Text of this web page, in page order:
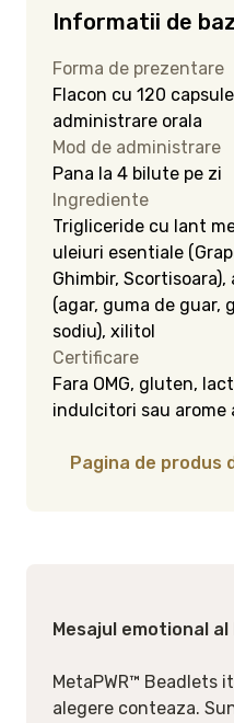
Informatii de
Forma de prezentare
Flacon cu 120
administrare orala
Mod de administrare
Pana la 4 bilute pe zi
Ingrediente
Trigliceride cu lant
uleiuri esentiale
Ghimbir,
(agar, guma de guar,
sodiu), xilitol
Certificare
Fara OMG, gluten,
indulcitori sau arome
Pagina de produs
Mesajul emotional
MetaPWR™ Beadlets
alegere conteaza.